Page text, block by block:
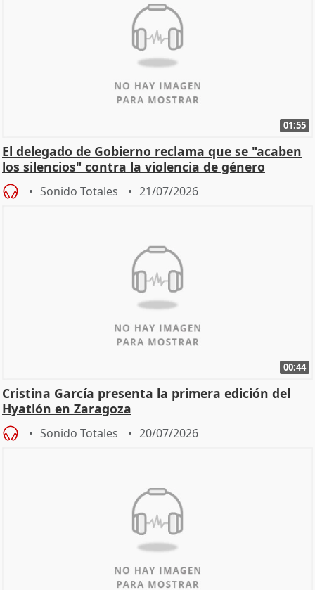
01:55
El delegado de Gobierno reclama que se "acaben
los silencios" contra la violencia de género
Sonido Totales 21/07/2026
00:44
Cristina García presenta la primera edición del
Hyatlón en Zaragoza
Sonido Totales 20/07/2026